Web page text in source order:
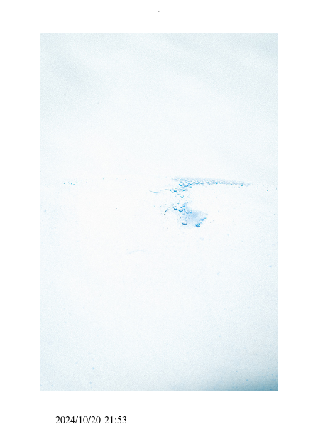
.
2024/10/20 21:53